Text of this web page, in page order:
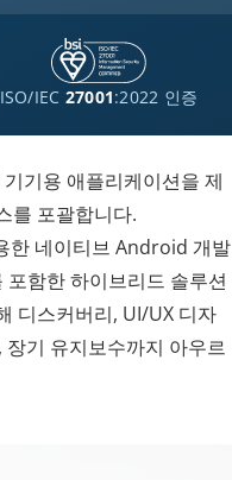
ISO/IEC 27001:2022 인증
기용 애플리케이션을 제
를 포괄합니다.
한 네이티브 Android 개발
함한 하이브리드 솔루션
디스커버리, UI/UX 디자
기 유지보수까지 아우르